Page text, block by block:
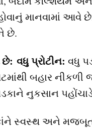
માનવામાં આવે
છે.
વધુ પ્રોટીન: વધુ
બહાર નીકળી
નુકસાન
સ્વસ્થ અને મજબૂત